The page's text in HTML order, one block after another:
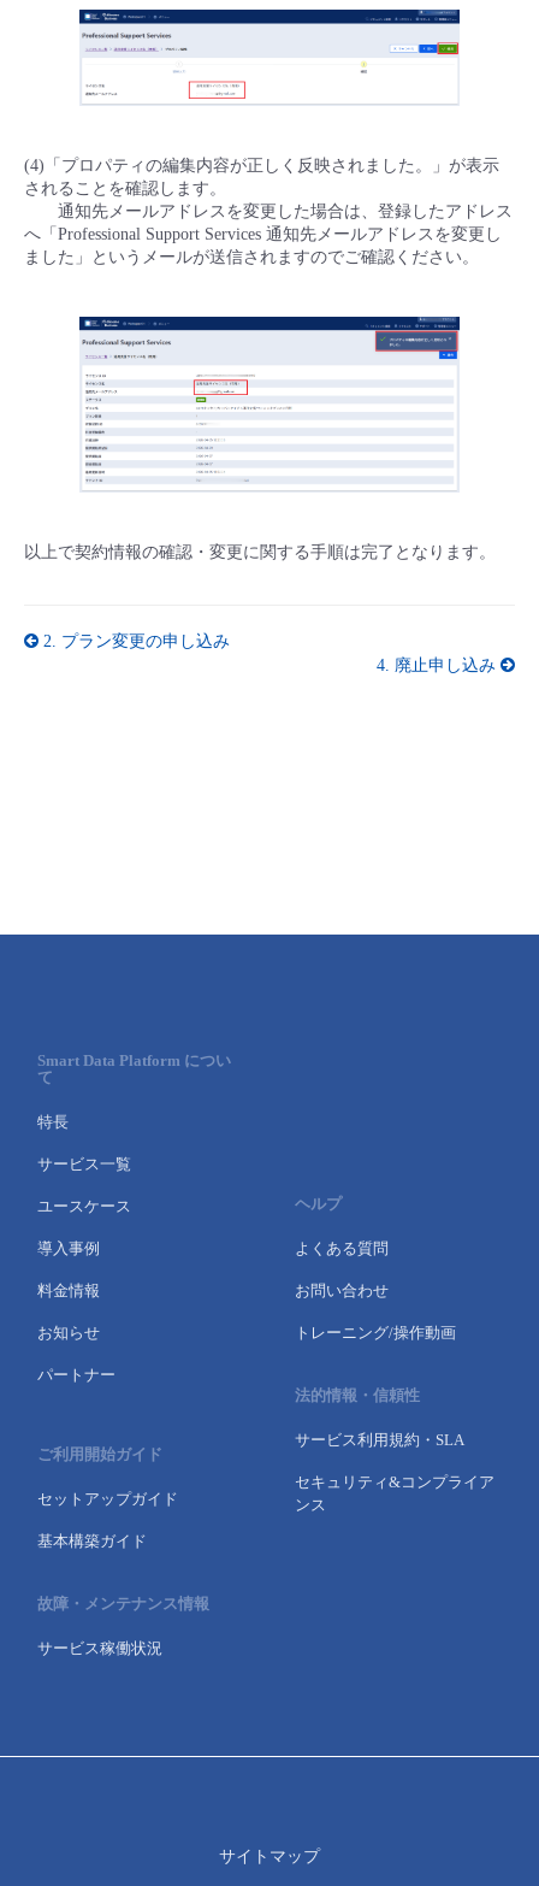
(4)「プロパティの編集内容が正しく反映されました。」が表示
されることを確認します。
通知先メールアドレスを変更した場合は、登録したアドレス
へ「Professional Support Services 通知先メールアドレスを変更し
ました」というメールが送信されますのでご確認ください。
以上で契約情報の確認・変更に関する手順は完了となります。
2. プラン変更の申し込み
4. 廃止申し込み
Smart Data Platform につい
て
特長
サービス一覧
ユースケース
導入事例
料金情報
お知らせ
パートナー
ご利用開始ガイド
セットアップガイド
基本構築ガイド
故障・メンテナンス情報
サービス稼働状況
ヘルプ
よくある質問
お問い合わせ
トレーニング/操作動画
法的情報・信頼性
サービス利用規約・SLA
セキュリティ&コンプライア
ンス
サイトマップ